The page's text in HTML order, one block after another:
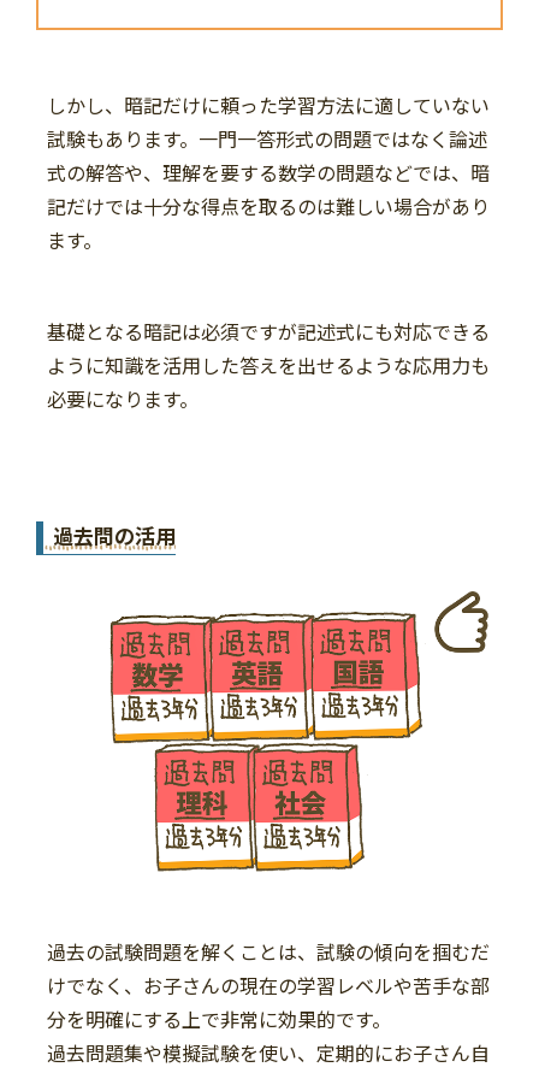
しかし、暗記だけに頼った学習方法に適していない
試験もあります。一門一答形式の問題ではなく論述
式の解答や、理解を要する数学の問題などでは、暗
記だけでは十分な得点を取るのは難しい場合があり
ます。
基礎となる暗記は必須ですが記述式にも対応できる
ように知識を活用した答えを出せるような応用力も
必要になります。
過去問の活用
過去の試験問題を解くことは、試験の傾向を掴むだ
けでなく、お子さんの現在の学習レベルや苦手な部
分を明確にする上で非常に効果的です。
過去問題集や模擬試験を使い、定期的にお子さん自